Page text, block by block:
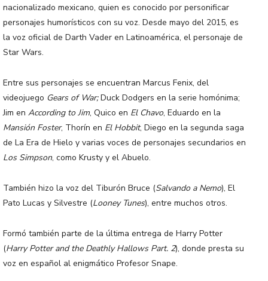
nacionalizado mexicano, quien es conocido por personificar
personajes humorísticos con su voz. Desde mayo del 2015, es
la voz oficial de Darth Vader en Latinoamérica, el personaje de
Star Wars.
Entre sus personajes se encuentran Marcus Fenix, del
videojuego Gears of War;Duck Dodgers en la serie homónima;
Jim en According to Jim, Quico en El Chavo, Eduardo en la
Mansión Foster, Thorín en El Hobbit, Diego en la segunda saga
de La Era de Hielo y varias voces de personajes secundarios en
Los Simpson, como Krusty y el Abuelo.
También hizo la voz del Tiburón Bruce (Salvando a Nemo), El
Pato Lucas y Silvestre (Looney Tunes), entre muchos otros.
Formó también parte de la última entrega de Harry Potter
(Harry Potter and the Deathly Hallows Part. 2), donde presta su
voz en español al enigmático Profesor Snape.